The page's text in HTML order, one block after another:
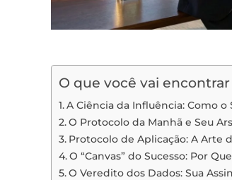
O que você vai
A Ciência da Influência: Como o
O Protocolo da Manhã e Seu
Protocolo de Aplicação: A Arte
O “Canvas” do Sucesso: Por
O Veredito dos Dados: Sua